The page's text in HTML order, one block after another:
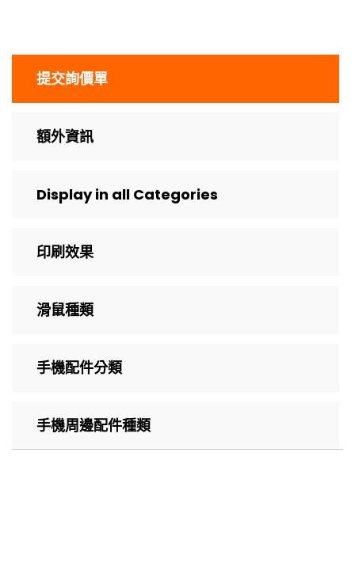
提交詢價單
額外資訊
Display in all Categories
印刷效果
滑鼠種類
手機配件分類
手機周邊配件種類